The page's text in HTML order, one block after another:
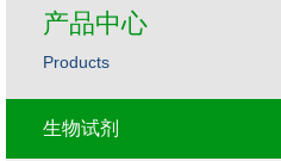
产品中心
Products
生物试剂